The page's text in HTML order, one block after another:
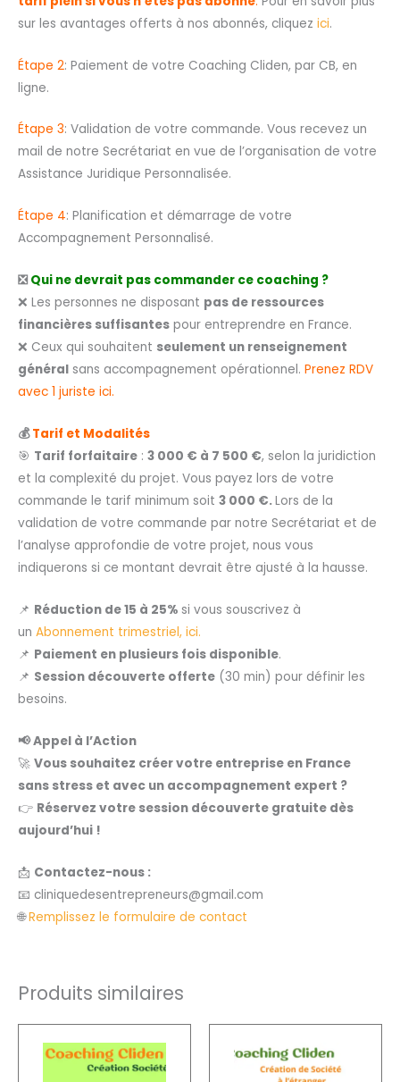
sur les avantages offerts à nos abonnés, cliquez ici.
Étape 2: Paiement de votre Coaching Cliden, par CB, en
ligne.
Étape 3: Validation de votre commande. Vous recevez un
mail de notre Secrétariat en vue de l’organisation de votre
Assistance Juridique Personnalisée.
Étape 4: Planification et démarrage de votre
Accompagnement Personnalisé.
❎ Qui ne devrait pas commander ce coaching ?
❌ Les personnes ne disposant pas de ressources
financières suffisantes pour entreprendre en France.
❌ Ceux qui souhaitent seulement un renseignement
général sans accompagnement opérationnel. Prenez RDV
avec 1 juriste ici.
💰Tarif et Modalités
🎯 Tarif forfaitaire : 3 000 € à 7 500 €, selon la juridiction
et la complexité du projet. Vous payez lors de votre
commande le tarif minimum soit 3 000 €.Lors de la
validation de votre commande par notre Secrétariat et de
l’analyse approfondie de votre projet, nous vous
indiquerons si ce montant devrait être ajusté à la hausse.
📌 Réduction de 15 à 25% si vous souscrivez à
un Abonnement trimestriel, ici.
📌 Paiement en plusieurs fois disponible.
📌 Session découverte offerte (30 min) pour définir les
besoins.
📢 Appel à l’Action
🚀 Vous souhaitez créer votre entreprise en France
sans stress et avec un accompagnement expert ?
👉 Réservez votre session découverte gratuite dès
aujourd’hui !
📩 Contactez-nous :
📧 cliniquedesentrepreneurs@gmail.com
🌐Remplissez le formulaire de contact
Produits similaires
de
prix :
693,00€
produit